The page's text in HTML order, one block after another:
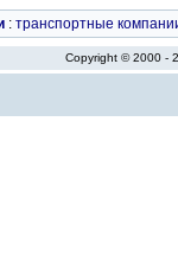
: транспортные
Copyright © 2000 -